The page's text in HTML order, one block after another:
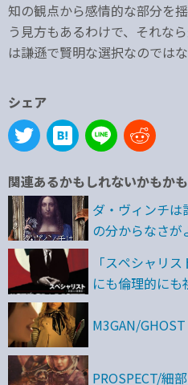
知の観点から感情的な部分を
う見方もあるわけで、それな
は謙遜で賢明な選択なのでは
シェア
関連あるかもしれないかもか
ダ・ヴィンチ
の分からなさが
「スペシャリ
にも倫理的にも
M3GAN/
PROSPECT/細